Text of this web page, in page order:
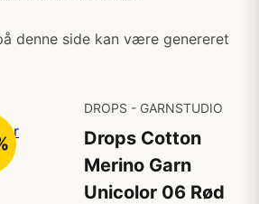
denne side kan være genereret
DROPS - GARNSTUDIO
Drops Cotton
Merino Garn
Unicolor 06 Rød